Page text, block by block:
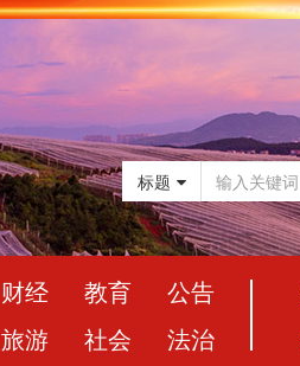
标题
财经 教育
公告
旅游
社会 法治